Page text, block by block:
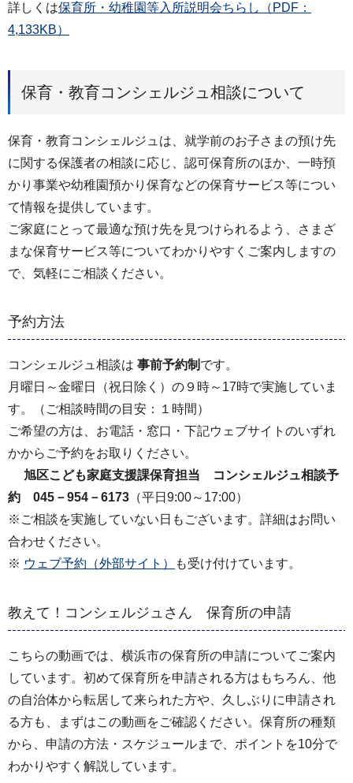
詳しくは保育所・幼稚園等入所説明会ちらし（PDF：
4,133KB）
保育・教育コンシェルジュ相談について
保育・教育コンシェルジュは、就学前のお子さまの預け先
に関する保護者の相談に応じ、認可保育所のほか、一時預
かり事業や幼稚園預かり保育などの保育サービス等につい
て情報を提供しています。
ご家庭にとって最適な預け先を見つけられるよう、さまざ
まな保育サービス等についてわかりやすくご案内しますの
で、気軽にご相談ください。
予約方法
コンシェルジュ相談は 事前予約制 です。
月曜日～金曜日（祝日除く）の９時～17時で実施していま
す。（ご相談時間の目安：１時間）
ご希望の方は、お電話・窓口・下記ウェブサイトのいずれ
かからご予約をお取りください。
旭区こども家庭支援課保育担当 コンシェルジュ相談予
約 045－954－6173 （平日9:00～17:00）
※ご相談を実施していない日もございます。詳細はお問い
合わせください。
※ ウェブ予約（外部サイト） も受け付けています。
教えて！コンシェルジュさん 保育所の申請
こちらの動画では、横浜市の保育所の申請についてご案内
しています。初めて保育所を申請される方はもちろん、他
の自治体から転居して来られた方や、久しぶりに申請され
る方も、まずはこの動画をご確認ください。保育所の種類
から、申請の方法・スケジュールまで、ポイントを10分で
わかりやすく解説しています。